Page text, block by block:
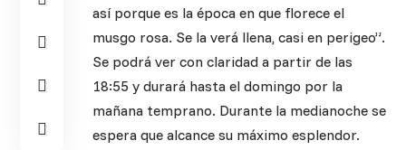
así porque es la época en que florece el
musgo rosa. Se la verá llena, casi en perigeo”.
Se podrá ver con claridad a partir de las
18:55 y durará hasta el domingo por la
mañana temprano. Durante la medianoche se
espera que alcance su máximo esplendor.